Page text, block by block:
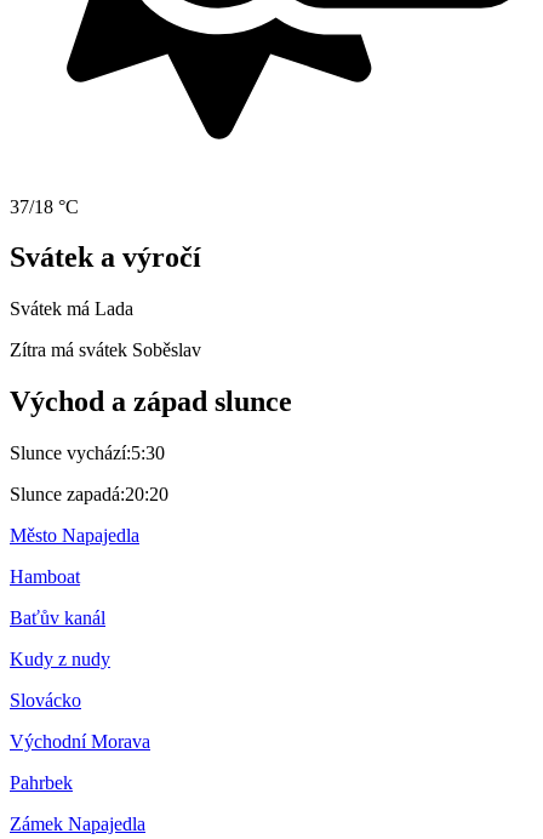
37/18 °C
Svátek a výročí
Svátek má Lada
Zítra má svátek Soběslav
Východ a západ slunce
Slunce vychází:5:30
Slunce zapadá:20:20
Město Napajedla
Hamboat
Baťův kanál
Kudy z nudy
Slovácko
Východní Morava
Pahrbek
Zámek Napajedla